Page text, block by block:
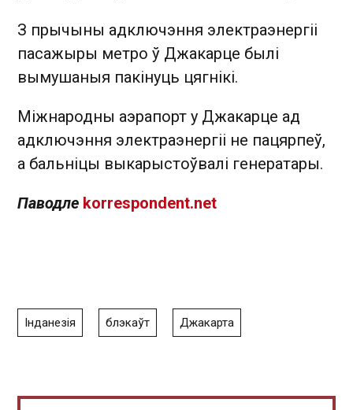
З прычыны адключэння электраэнергіі
пасажыры метро ў Джакарце былі
вымушаныя пакінуць цягнікі.
Міжнародны аэрапорт у Джакарце ад
адключэння электраэнергіі не пацярпеў,
а бальніцы выкарыстоўвалі генератары.
Паводле korrespondent.net
Інданезія блэкаўт Джакарта